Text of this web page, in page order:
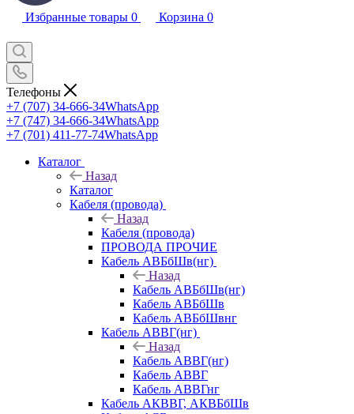
Избранные товары 0 Корзина 0
Телефоны
+7 (707) 34-666-34WhatsApp
+7 (747) 34-666-34WhatsApp
+7 (701) 411-77-74WhatsApp
Каталог
Назад
Каталог
Кабеля (провода)
Назад
Кабеля (провода)
ПРОВОДА ПРОЧИЕ
Кабель АВБбШв(нг)
Назад
Кабель АВБбШв(нг)
Кабель АВБбШв
Кабель АВБбШвнг
Кабель АВВГ(нг)
Назад
Кабель АВВГ(нг)
Кабель АВВГ
Кабель АВВГнг
Кабель АКВВГ, АКВБбШв